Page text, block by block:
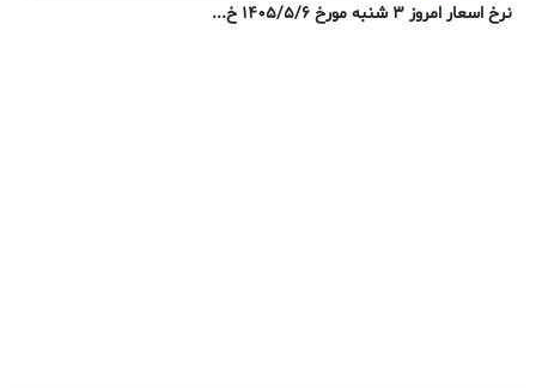
نرخ اسعار امروز ۳ شنبه مورخ ۱۴۰۵/۵/۶ خ...